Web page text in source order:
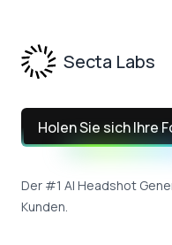
Secta Labs
Holen Sie sich Ihre
Der #1 AI Headshot
Kunden.